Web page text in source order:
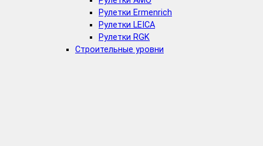
Рулетки Ermenrich
Рулетки LEICA
Рулетки RGK
Строительные уровни